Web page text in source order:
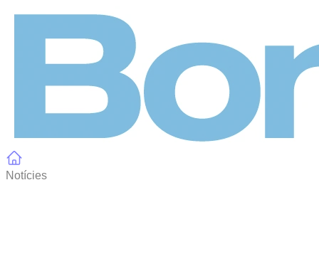
Notícies